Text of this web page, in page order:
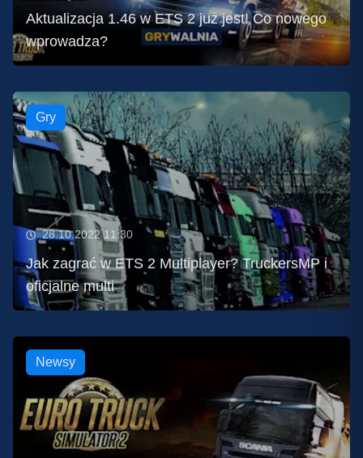
Aktualizacja 1.46 w ETS 2 już jest! Co nowego
wprowadza?
Gry
28.10.2022 11:30
Jak zagrać w ETS 2 Multiplayer? TruckersMP i
oficjalne multi
Newsy